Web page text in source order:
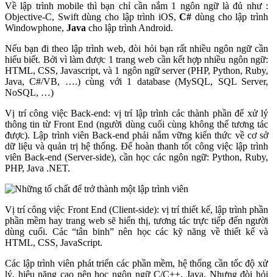
Về lập trình mobile thì bạn chỉ cần nắm 1 ngôn ngữ là đủ như :
Objective-C, Swift dùng cho lập trình iOS,C# dùng cho lập trình
Windowphone, Java cho lập trình Android.
Nếu bạn đi theo lập trình web, đòi hỏi bạn rất nhiều ngôn ngữ cần
hiểu biết. Bởi vì làm được 1 trang web cần kết hợp nhiều ngôn ngữ:
HTML, CSS, Javascript, và 1 ngôn ngữ server (PHP, Python, Ruby,
Java, C#/VB, ….) cùng với 1 database (MySQL, SQL Server,
NoSQL, …)
Vị trí công việc Back-end: vị trí lập trình các thành phần để xử lý
thông tin từ Front End (người dùng cuối cùng không thể tương tác
được). Lập trình viên Back-end phải nắm vững kiến thức về cơ sở
dữ liệu và quản trị hệ thống. Để hoàn thanh tốt công việc lập trình
viên Back-end (Server-side), cần học các ngôn ngữ: Python, Ruby,
PHP, Java .NET.
Vị trí công việc Front End (Client-side): vị trí thiết kế, lập trình phần
phần mềm hay trang web sẽ hiển thị, tương tác trực tiếp đến người
dùng cuối. Các “tân binh” nên học các kỹ năng về thiết kế và
HTML, CSS, JavaScript.
Các lập trình viên phát triển các phần mềm, hệ thống cần tốc độ xử
lý, hiệu năng cao nên học ngôn ngữ C/C++, Java. Nhưng đòi hỏi